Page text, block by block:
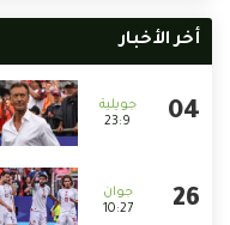
أخر الأخبار
23:9
10:27